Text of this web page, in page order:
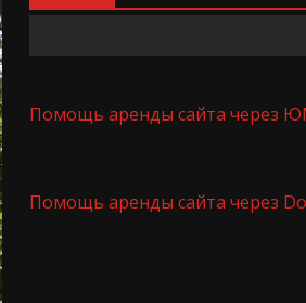
Помощь аренды сайта через
Помощь аренды сайта через